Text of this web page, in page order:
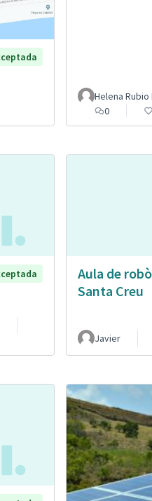
Helena
0
Aula de
Santa Creu
Javier